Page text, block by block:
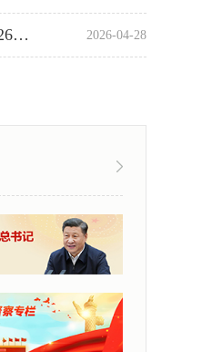
以语为桥 逐梦出海——中色国矿2026年境外人... 2026-04-28